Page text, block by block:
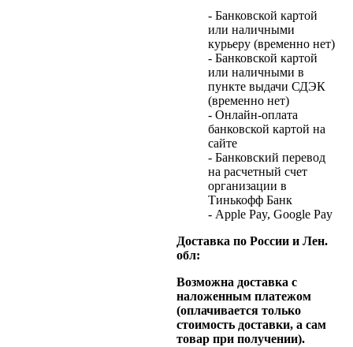
- Банковской картой
или наличными
курьеру (временно нет)
- Банковской картой
или наличными в
пункте выдачи СДЭК
(временно нет)
- Онлайн-оплата
банковской картой на
сайте
- Банковский перевод
на расчетный счет
организации в
Тинькофф Банк
- Apple Pay, Google Pay
Доставка по России и Лен.
обл:
Возможна доставка с
наложенным платежом
(оплачивается только
стоимость доставки, а сам
товар при получении).